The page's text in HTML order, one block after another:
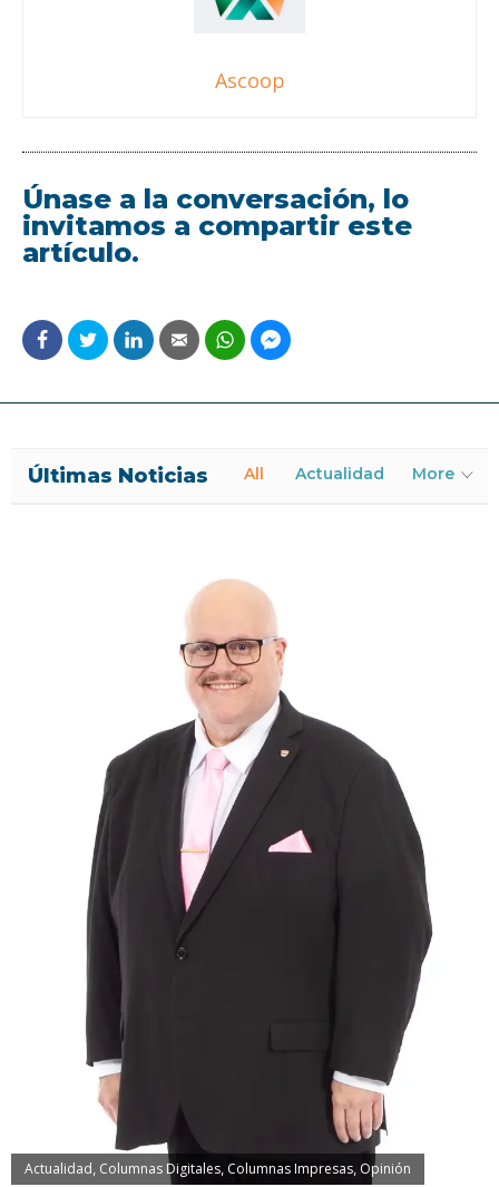
Ascoop
Únase a la conversación, lo
invitamos a compartir este
artículo.
Últimas Noticias All Actualidad More
Actualidad Columnas Digitales, Columnas Impresas, Opinión